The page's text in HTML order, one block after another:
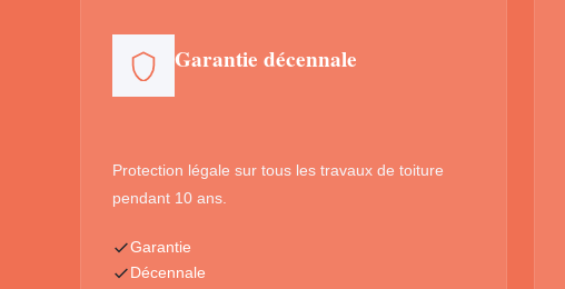
Garantie décennale
Protection légale sur tous les travaux de toiture
pendant 10 ans.
Garantie
Décennale